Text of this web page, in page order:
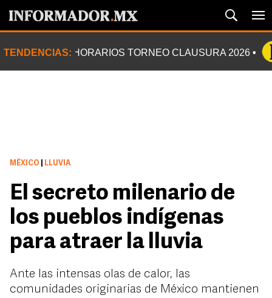
TENDENCIAS: HORARIOS TORNEO CLAUSURA 2026
MÉXICO LLUVIA
El secreto milenario de
los pueblos indígenas
para atraer la lluvia
Ante las intensas olas de calor, las
comunidades originarias de México mantienen